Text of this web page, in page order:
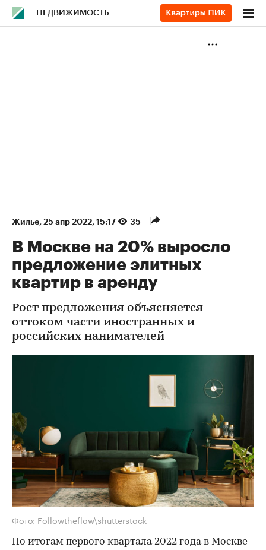
НЕДВИЖИМОСТЬ
Жилье⁠, 25 апр 2022, 15:17 35
В Москве на 20% выросло
предложение элитных
квартир в аренду
Рост предложения объясняется
оттоком части иностранных и
российских нанимателей
Фото: Followtheflow\shutterstock
По итогам первого квартала 2022 года в Москве